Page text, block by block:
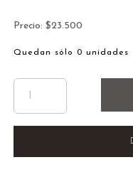
Precio: $23.500
Quedan sólo 0 unidades